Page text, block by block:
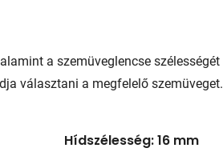
a szemüveglencse szélességét
választani a megfelelő szemüveget.
Hídszélesség: 16 mm